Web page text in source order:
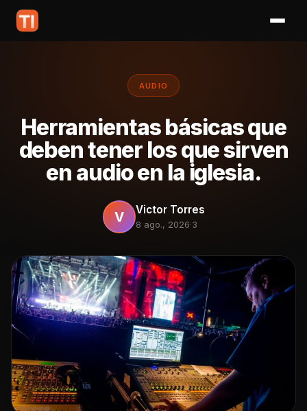
AUDIO
Herramientas básicas que
deben tener los que sirven
en audio en la iglesia.
V Victor Torres
8 ago., 2026·3